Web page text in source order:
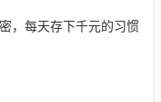
，每天存下千元的习惯